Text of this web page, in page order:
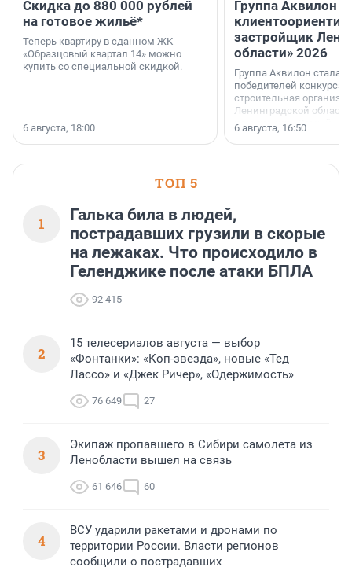
Скидка до 880 000 рублей
на готовое жильё*
Теперь квартиру в сданном ЖК
«Образцовый квартал 14» можно
купить со специальной скидкой.
6 августа, 18:00
Группа Аквилон
застройщик
области» 2026
Группа Аквилон стала
победителей конкурса
строительная
Ленинградской области
номинации «Самый
застройщик
области».
6 августа, 16:50
ТОП 5
1
Галька била в людей,
пострадавших грузили в скорые
на лежаках. Что происходило в
Геленджике после атаки БПЛА
92 415
2
15 телесериалов августа — выбор
«Фонтанки»: «Коп-звезда», новые «Тед
Лассо» и «Джек Ричер», «Одержимость»
76 649 27
3
Экипаж пропавшего в Сибири самолета из
Ленобласти вышел на связь
61 646 60
4
ВСУ ударили ракетами и дронами по
территории России. Власти регионов
сообщили о пострадавших